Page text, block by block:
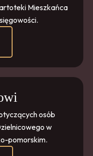
Mieszkańca
osób
w
pomorskim.